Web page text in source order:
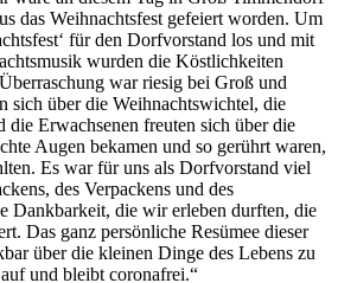
das Weihnachtsfest gefeiert worden. Um
für den Dorfvorstand los und mit
wurden die Köstlichkeiten
war riesig bei Groß und
sich über die Weihnachtswichtel, die
die Erwachsenen freuten sich über die
Augen bekamen und so gerührt waren,
Es war für uns als Dorfvorstand viel
des Verpackens und des
Dankbarkeit, die wir erleben durften, die
Das ganz persönliche Resümee dieser
über die kleinen Dinge des Lebens zu
und bleibt coronafrei.“